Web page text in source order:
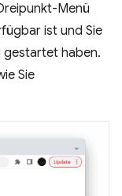
Menü
ist und Sie
gestartet haben.
Sie